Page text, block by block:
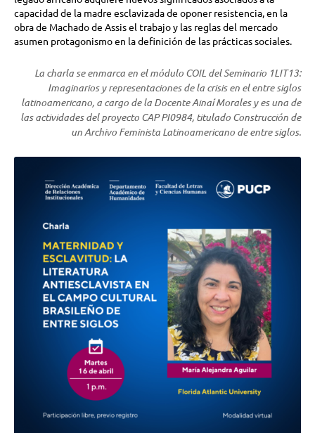
capacidad de la madre esclavizada de oponer resistencia, en la
obra de Machado de Assis el trabajo y las reglas del mercado
asumen protagonismo en la definición de las prácticas sociales.
La charla se enmarca en el módulo COIL del Seminario 1LIT13:
Imaginarios y representaciones de la crisis en el entre siglos
latinoamericano, a cargo de la Docente Ainaí Morales y es una de
las actividades del proyecto CAP PI0984, titulado Construcción de
un Archivo Feminista Latinoamericano de entre siglos.